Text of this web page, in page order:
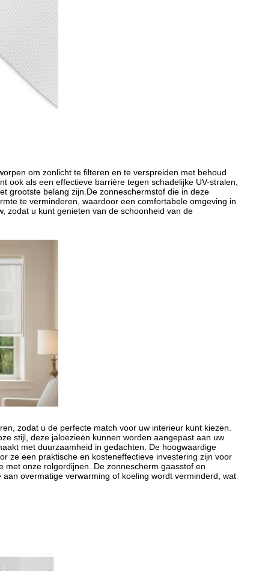
om zonlicht te filteren en te verspreiden met behoud
ook als een effectieve barrière tegen schadelijke UV-stralen,
grootste belang zijn. De zonneschermstof die in deze
te verminderen, waardoor een comfortabele omgeving in
zodat u kunt genieten van de schoonheid van de
zodat u de perfecte match voor uw interieur kunt kiezen.
stijl, deze jaloezieën kunnen worden aangepast aan uw
met duurzaamheid in gedachten. De hoogwaardige
ze een praktische en kosteneffectieve investering zijn voor
met onze rolgordijnen. De zonnescherm gaasstof en
overmatige verwarming of koeling wordt verminderd, wat